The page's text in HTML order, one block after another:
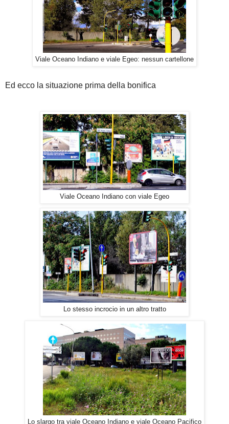
Viale Oceano Indiano e viale Egeo: nessun cartellone
Ed ecco la situazione prima della bonifica
Viale Oceano Indiano con viale Egeo
Lo stesso incrocio in un altro tratto
Lo slargo tra viale Oceano Indiano e viale Oceano Pacifico